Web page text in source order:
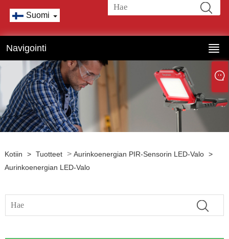
Suomi
Navigointi
Kotiin > Tuotteet > Aurinkoenergian PIR-Sensorin LED-Valo >
Aurinkoenergian LED-Valo